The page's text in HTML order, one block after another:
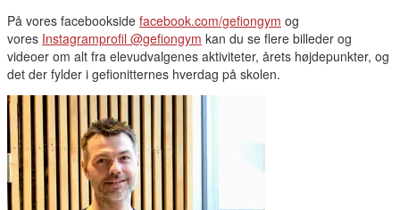
På vores facebookside facebook.com/gefiongym og
vores Instagramprofil @gefiongym kan du se flere billeder og
videoer om alt fra elevudvalgenes aktiviteter, årets højdepunkter, og
det der fylder i gefionitternes hverdag på skolen.